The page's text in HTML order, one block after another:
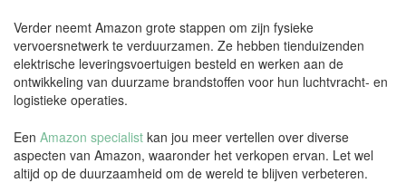
Verder neemt Amazon grote stappen om zijn fysieke
vervoersnetwerk te verduurzamen. Ze hebben tienduizenden
elektrische leveringsvoertuigen besteld en werken aan de
ontwikkeling van duurzame brandstoffen voor hun luchtvracht- en
logistieke operaties.
Een Amazon specialist kan jou meer vertellen over diverse
aspecten van Amazon, waaronder het verkopen ervan. Let wel
altijd op de duurzaamheid om de wereld te blijven verbeteren.